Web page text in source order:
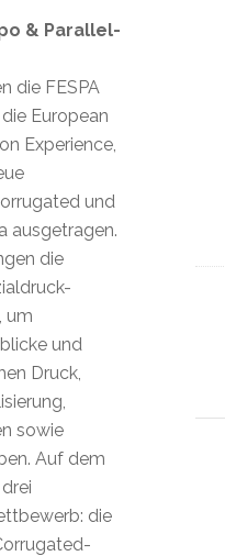
& Parallel-
die FESPA
European
Experience,
und
ausgetragen.
die
um
und
Druck,
sowie
Auf dem
die